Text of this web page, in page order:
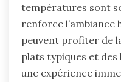
températures sont
renforce l’ambiance
peuvent profiter de
plats typiques et des
une expérience